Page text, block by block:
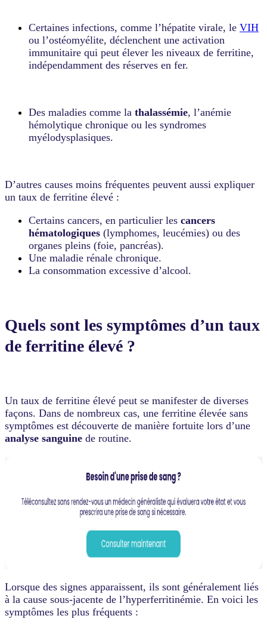
Certaines infections, comme l’hépatite virale, le VIH
ou l’ostéomyélite, déclenchent une activation
immunitaire qui peut élever les niveaux de ferritine,
indépendamment des réserves en fer.
Des maladies comme la thalassémie, l’anémie
hémolytique chronique ou les syndromes
myélodysplasiques.
D’autres causes moins fréquentes peuvent aussi expliquer
un taux de ferritine élevé :
Certains cancers, en particulier les cancers
hématologiques (lymphomes, leucémies) ou des
organes pleins (foie, pancréas).
Une maladie rénale chronique.
La consommation excessive d’alcool.
Quels sont les symptômes d’un taux
de ferritine élevé ?
Un taux de ferritine élevé peut se manifester de diverses
façons. Dans de nombreux cas, une ferritine élevée sans
symptômes est découverte de manière fortuite lors d’une
analyse sanguine de routine.
Lorsque des signes apparaissent, ils sont généralement liés
à la cause sous-jacente de l’hyperferritinémie. En voici les
symptômes les plus fréquents :